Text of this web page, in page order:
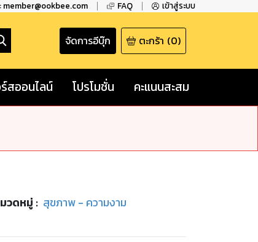
FAQ เข้าสู่ระบบ
จัดการอีบุ๊ก ตะกร้า (0)
สออนไลน์ โปรโมชั่น คะแนนสะสม
วดหมู่ : สุขภาพ - ความงาม